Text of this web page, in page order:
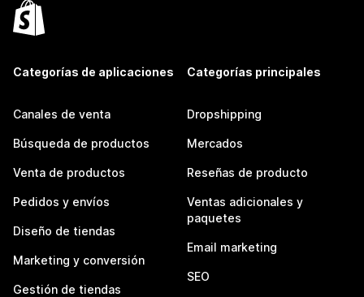
Categorías de aplicaciones
Canales de venta
Búsqueda de productos
Venta de productos
Pedidos y envíos
Diseño de tiendas
Marketing y conversión
Gestión de tiendas
Categorías principales
Dropshipping
Mercados
Reseñas de producto
Ventas adicionales y
paquetes
Email marketing
SEO